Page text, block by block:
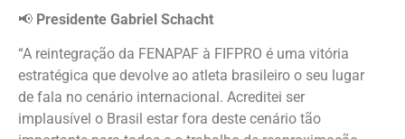
📢 Presidente Gabriel Schacht
“A reintegração da FENAPAF à FIFPRO é uma vitória
estratégica que devolve ao atleta brasileiro o seu lugar
de fala no cenário internacional. Acreditei ser
implausível o Brasil estar fora deste cenário tão